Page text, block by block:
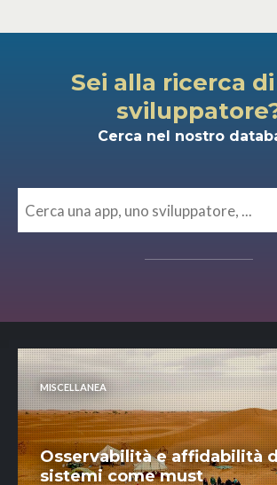
Sei alla ricerca
Cerca nel nostro
MISCELLANEA
Osservabilità e affidabilità
sistemi come must